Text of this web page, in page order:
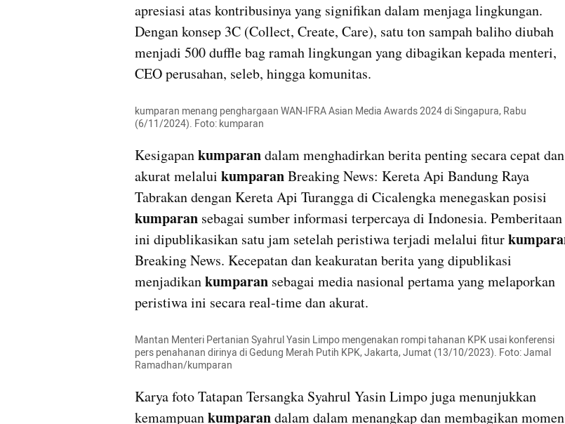
apresiasi atas kontribusinya yang signifikan dalam menjaga lingkungan.
Dengan konsep 3C (Collect, Create, Care), satu ton sampah baliho diubah
menjadi 500 duffle bag ramah lingkungan yang dibagikan kepada menteri,
CEO perusahan, seleb, hingga komunitas.
kumparan menang penghargaan WAN-IFRA Asian Media Awards 2024 di Singapura, Rabu
(6/11/2024). Foto: kumparan
Kesigapan kumparan dalam menghadirkan berita penting secara cepat dan
akurat melalui kumparan Breaking News: Kereta Api Bandung Raya
kumparan sebagai sumber informasi terpercaya di Indonesia. Pemberitaan
ini dipublikasikan satu jam setelah peristiwa terjadi melalui fitur
Breaking News. Kecepatan dan keakuratan berita yang dipublikasi
menjadikan kumparan sebagai media nasional pertama yang melaporkan
peristiwa ini secara real-time dan akurat.
Mantan Menteri Pertanian Syahrul Yasin Limpo mengenakan rompi tahanan KPK usai konferensi
pers penahanan dirinya di Gedung Merah Putih KPK, Jakarta, Jumat (13/10/2023). Foto: Jamal
Ramadhan/kumparan
Karya foto Tatapan Tersangka Syahrul Yasin Limpo juga menunjukkan
kemampuan kumparan dalam dalam menangkap dan membagikan momen